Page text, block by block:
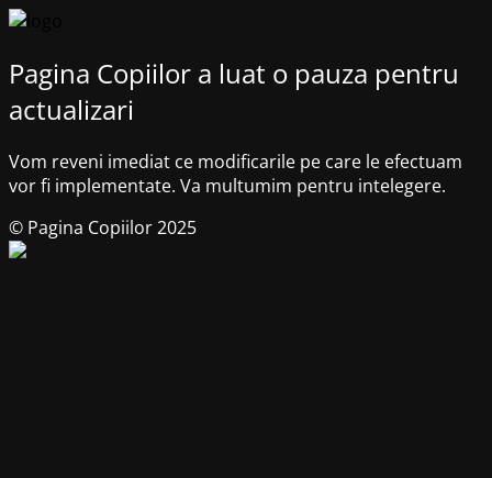
Pagina Copiilor a luat o pauza pentru
actualizari
Vom reveni imediat ce modificarile pe care le efectuam
vor fi implementate. Va multumim pentru intelegere.
© Pagina Copiilor 2025